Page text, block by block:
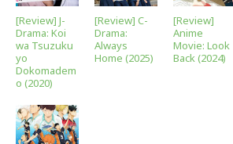
[Review] J-
Drama: Koi
wa Tsuzuku
yo
Dokomadem
o (2020)
[Review] C-
Drama:
Always
Home (2025)
[Review]
Anime
Movie: Look
Back (2024)